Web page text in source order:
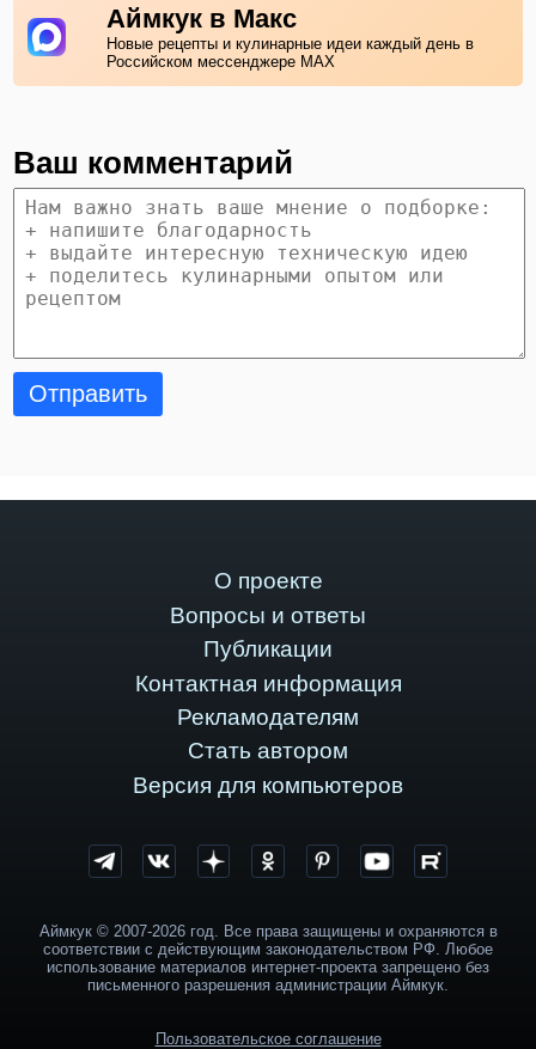
Аймкук в Макс
Новые рецепты и кулинарные идеи каждый день в
Российском мессенджере MAX
Ваш комментарий
Отправить
О проекте
Вопросы и ответы
Публикации
Контактная информация
Рекламодателям
Стать автором
Версия для компьютеров
Аймкук © 2007-2026 год. Все права защищены и охраняются в
соответствии с действующим законодательством РФ. Любое
использование материалов интернет-проекта запрещено без
письменного разрешения администрации Аймкук.
Пользовательское соглашение